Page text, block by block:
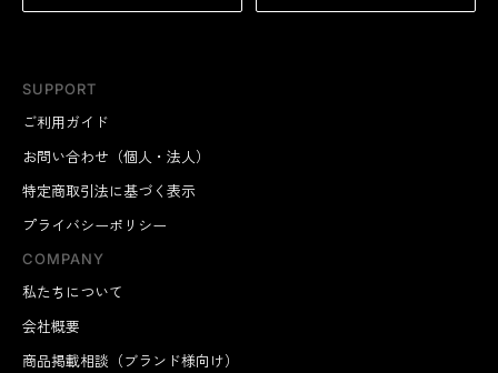
SUPPORT
ご利用ガイド
お問い合わせ（個人・法人）
特定商取引法に基づく表示
プライバシーポリシー
COMPANY
私たちについて
会社概要
商品掲載相談（ブランド様向け）